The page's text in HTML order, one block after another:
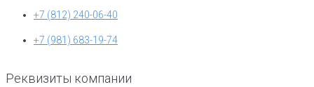
+7 (812) 240-06-40
+7 (981) 683-19-74
Реквизиты компании